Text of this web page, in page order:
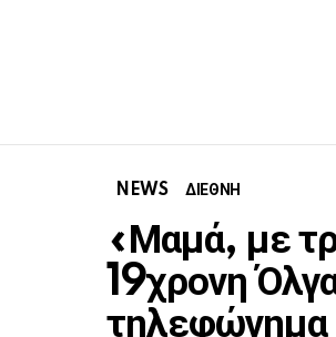
NEWS ΔΙΕΘΝΗ
«Μαμά, με
19χρονη
τηλεφώνημα